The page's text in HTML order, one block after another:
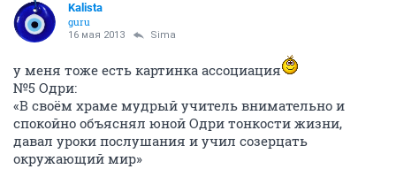
Kalista
guru
16 мая 2013 Sima
у меня тоже есть картинка ассоциация
№5 Одри:
«В своём храме мудрый учитель внимательно и
спокойно объяснял юной Одри тонкости жизни,
давал уроки послушания и учил созерцать
окружающий мир»